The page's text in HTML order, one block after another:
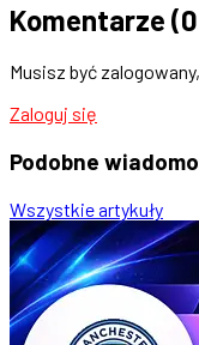
Komentarze
Musisz być
Zaloguj się
Podobne
Wszystkie artykuły